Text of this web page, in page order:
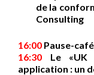
de la
Consulting
16:00 Pause-café
16:30
Le
application : un